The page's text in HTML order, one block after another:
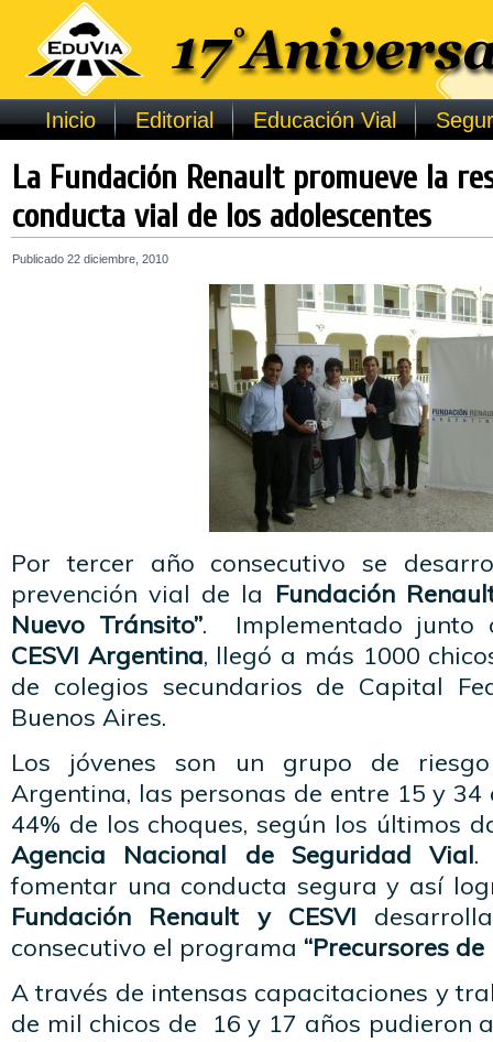
Inicio Editorial Educación Vial
La Fundación Renault promueve la
conducta vial de los adolescentes
Publicado 22 diciembre, 2010
Por tercer año consecutivo se
prevención vial de la Fundación
Nuevo Tránsito”. Implementado junto
CESVI Argentina, llegó a más 1000
de colegios secundarios de Capital
Buenos Aires.
Los jóvenes son un grupo de
Argentina, las personas de entre 15 y
44% de los choques, según los últimos
Agencia Nacional de Seguridad Vial.
fomentar una conducta segura y así
Fundación Renault y CESVI
consecutivo el programa “Precursores
A través de intensas capacitaciones y
de mil chicos de 16 y 17 años pudieron